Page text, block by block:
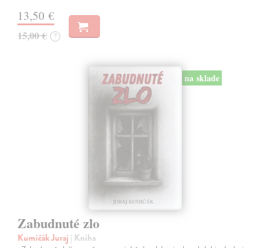
13,50 €
15,00 € ?
na sklade
Zabudnuté zlo
Kumičák Juraj | Kniha